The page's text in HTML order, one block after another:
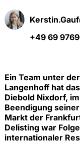
Ein Team unter
Langenhoff hat
Diebold Nixdorf,
Beendigung
Markt der
Delisting war
internationaler
+49 69